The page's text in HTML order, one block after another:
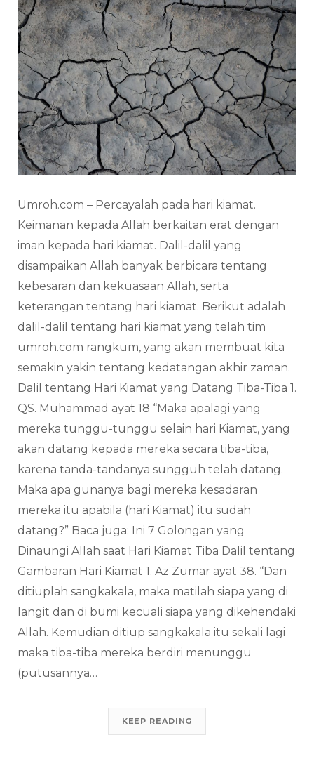
Umroh.com – Percayalah pada hari kiamat.
Keimanan kepada Allah berkaitan erat dengan
iman kepada hari kiamat. Dalil-dalil yang
disampaikan Allah banyak berbicara tentang
kebesaran dan kekuasaan Allah, serta
keterangan tentang hari kiamat. Berikut adalah
dalil-dalil tentang hari kiamat yang telah tim
umroh.com rangkum, yang akan membuat kita
semakin yakin tentang kedatangan akhir zaman.
Dalil tentang Hari Kiamat yang Datang Tiba-Tiba 1.
QS. Muhammad ayat 18 “Maka apalagi yang
mereka tunggu-tunggu selain hari Kiamat, yang
akan datang kepada mereka secara tiba-tiba,
karena tanda-tandanya sungguh telah datang.
Maka apa gunanya bagi mereka kesadaran
mereka itu apabila (hari Kiamat) itu sudah
datang?” Baca juga: Ini 7 Golongan yang
Dinaungi Allah saat Hari Kiamat Tiba Dalil tentang
Gambaran Hari Kiamat 1. Az Zumar ayat 38. “Dan
ditiuplah sangkakala, maka matilah siapa yang di
langit dan di bumi kecuali siapa yang dikehendaki
Allah. Kemudian ditiup sangkakala itu sekali lagi
maka tiba-tiba mereka berdiri menunggu
(putusannya…
KEEP READING